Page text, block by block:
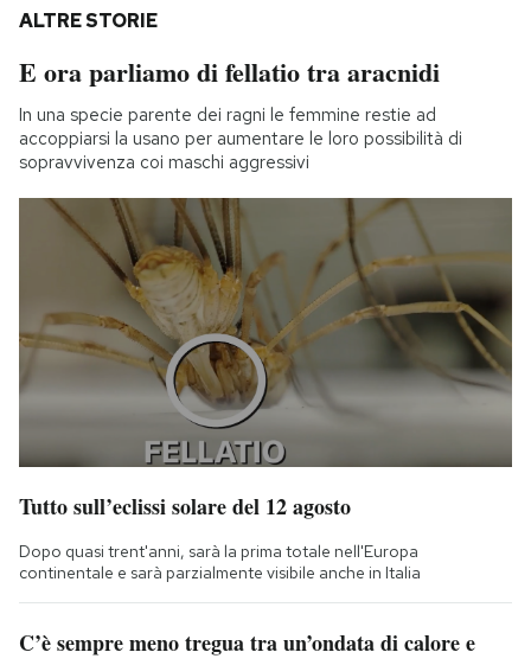
ALTRE STORIE
E ora parliamo di fellatio tra aracnidi
In una specie parente dei ragni le femmine restie ad
accoppiarsi la usano per aumentare le loro possibilità di
sopravvivenza coi maschi aggressivi
Tutto sull’eclissi solare del 12 agosto
Dopo quasi trent'anni, sarà la prima totale nell'Europa
continentale e sarà parzialmente visibile anche in Italia
C’è sempre meno tregua tra un’ondata di calore e